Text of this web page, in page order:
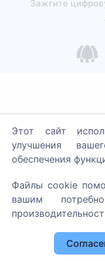
Зажгите
Список
Этот сайт
улучшения
обеспечения
Файлы cookie
вашим